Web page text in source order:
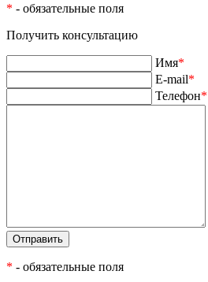
* - обязательные поля
Получить консультацию
Имя*
E-mail*
Телефон*
* - обязательные поля